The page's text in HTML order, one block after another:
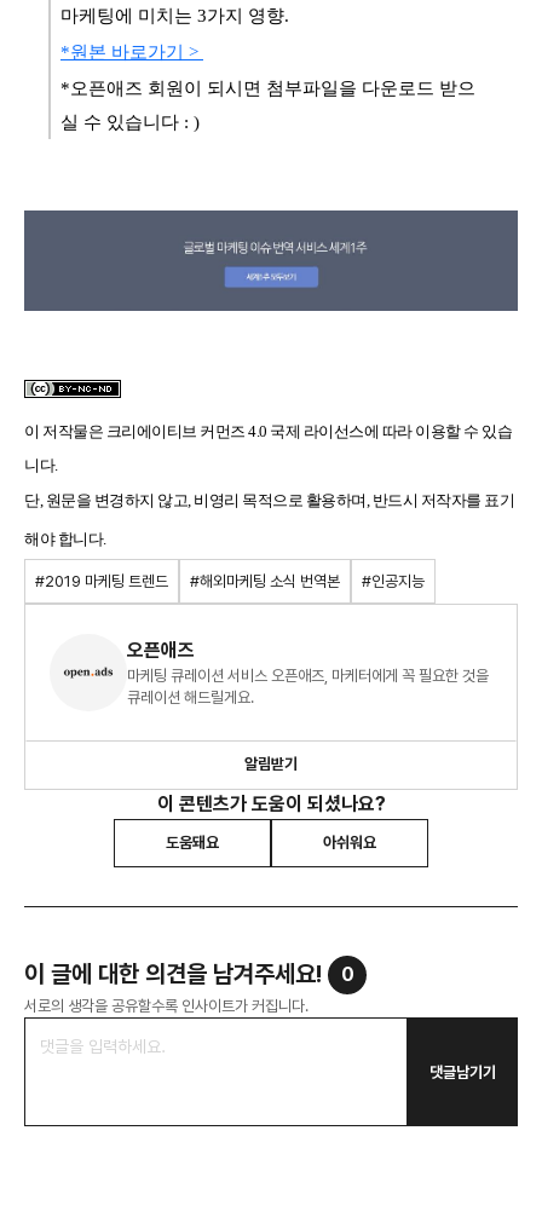
마케팅에 미치는 3가지 영향.
*원본 바로가기 >
*오픈애즈 회원이 되시면 첨부파일을 다운로드 받으
실 수 있습니다 : )
이 저작물은 크리에이티브 커먼즈 4.0 국제 라이선스에 따라 이용할 수 있습
니다.
단, 원문을 변경하지 않고, 비영리 목적으로 활용하며, 반드시 저작자를 표기
해야 합니다.
#2019 마케팅 트렌드 #해외마케팅 소식 번역본 #인공지능
오픈애즈
마케팅 큐레이션 서비스 오픈애즈, 마케터에게 꼭 필요한 것을
큐레이션 해드릴게요.
알림받기
이 콘텐츠가 도움이 되셨나요?
도움돼요 아쉬워요
이 글에 대한 의견을 남겨주세요! 0
서로의 생각을 공유할수록 인사이트가 커집니다.
댓글남기기